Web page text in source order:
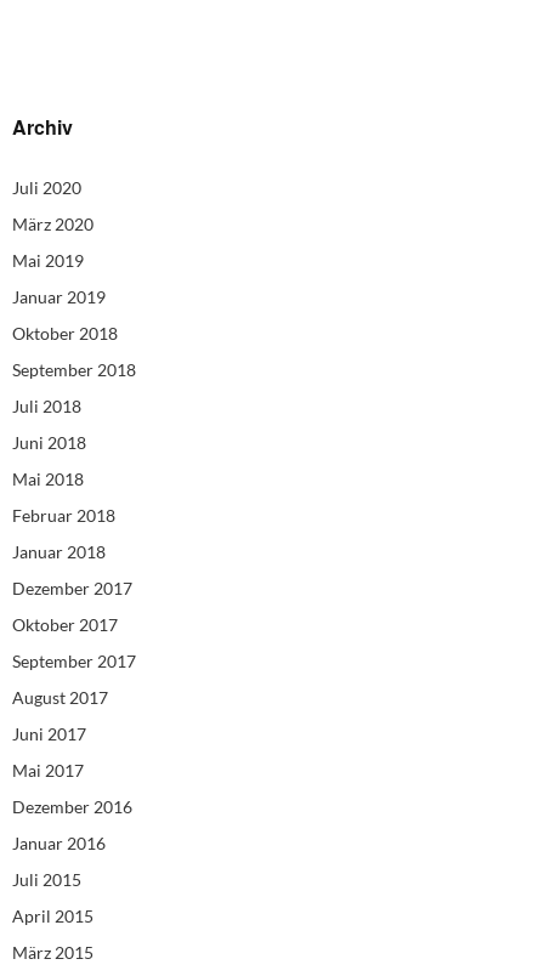
Archiv
Juli 2020
März 2020
Mai 2019
Januar 2019
Oktober 2018
September 2018
Juli 2018
Juni 2018
Mai 2018
Februar 2018
Januar 2018
Dezember 2017
Oktober 2017
September 2017
August 2017
Juni 2017
Mai 2017
Dezember 2016
Januar 2016
Juli 2015
April 2015
März 2015